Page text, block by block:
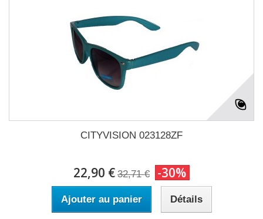
CITYVISION 023128ZF
22,90 € 32,71 € -30%
Ajouter au panier Détails